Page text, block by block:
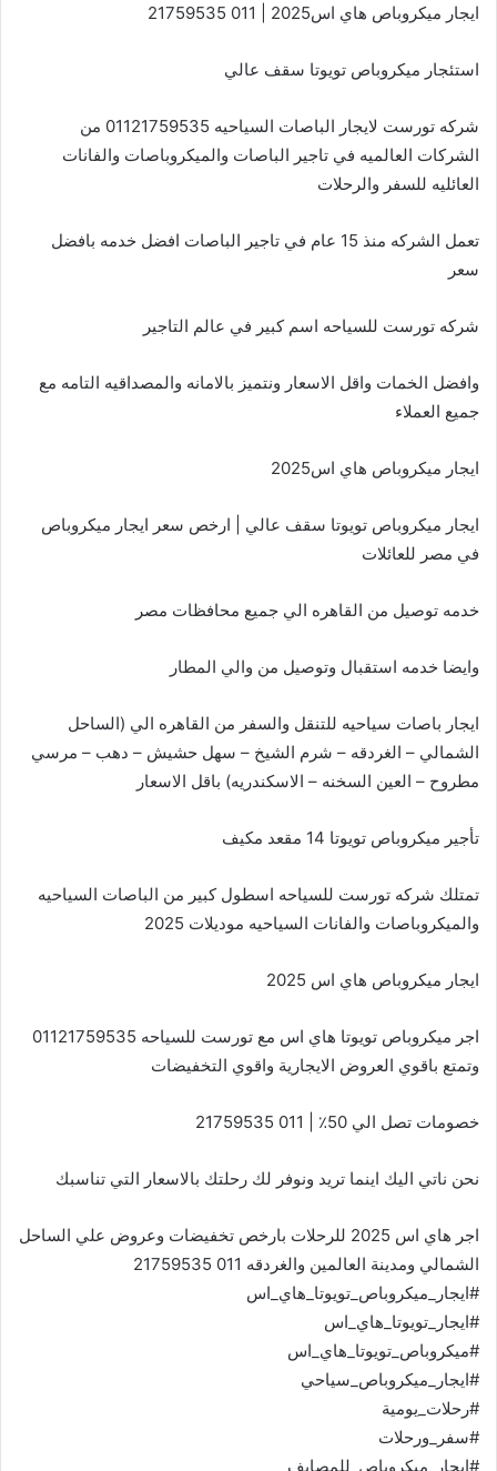
ايجار ميكروباص هاي اس2025 | 011 21759535
استئجار ميكروباص تويوتا سقف عالي
شركه تورست لايجار الباصات السياحيه 01121759535 من
الشركات العالميه في تاجير الباصات والميكروباصات والفانات
العائليه للسفر والرحلات
تعمل الشركه منذ 15 عام في تاجير الباصات افضل خدمه بافضل
سعر
شركه تورست للسياحه اسم كبير في عالم التاجير
وافضل الخمات واقل الاسعار ونتميز بالامانه والمصداقيه التامه مع
جميع العملاء
ايجار ميكروباص هاي اس2025
ايجار ميكروباص تويوتا سقف عالي | ارخص سعر ايجار ميكروباص
في مصر للعائلات
خدمه توصيل من القاهره الي جميع محافظات مصر
وايضا خدمه استقبال وتوصيل من والي المطار
ايجار باصات سياحيه للتنقل والسفر من القاهره الي (الساحل
الشمالي – الغردقه – شرم الشيخ – سهل حشيش – دهب – مرسي
مطروح – العين السخنه – الاسكندريه) باقل الاسعار
تأجير ميكروباص تويوتا 14 مقعد مكيف
تمتلك شركه تورست للسياحه اسطول كبير من الباصات السياحيه
والميكروباصات والفانات السياحيه موديلات 2025
ايجار ميكروباص هاي اس 2025
اجر ميكروباص تويوتا هاي اس مع تورست للسياحه 01121759535
وتمتع باقوي العروض الايجارية واقوي التخفيضات
خصومات تصل الي 50٪ | 011 21759535
نحن ناتي اليك اينما تريد ونوفر لك رحلتك بالاسعار التي تناسبك
اجر هاي اس 2025 للرحلات بارخص تخفيضات وعروض علي الساحل
الشمالي ومدينة العالمين والغردقه 011 21759535
#ايجار_ميكروباص_تويوتا_هاي_اس
#ايجار_تويوتا_هاي_اس
#ميكروباص_تويوتا_هاي_اس
#ايجار_ميكروباص_سياحي
#رحلات_يومية
#سفر_ورحلات
#ايجار_ميكروباص_للمصايف